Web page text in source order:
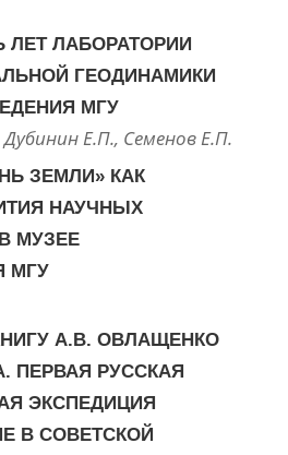
ЛЕТ ЛАБОРАТОРИИ
ГЕОДИНАМИКИ
МГУ
Дубинин Е.П., Семенов Е.П.
ЗЕМЛИ» КАК
НАУЧНЫХ
МУЗЕЕ
МГУ
А.В. ОВЛАЩЕНКО
ПЕРВАЯ РУССКАЯ
ЭКСПЕДИЦИЯ
В СОВЕТСКОЙ